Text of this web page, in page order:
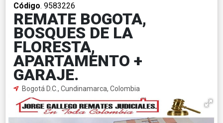
Código. 9583226
REMATE BOGOTA,
BOSQUES DE LA
FLORESTA,
APARTAMENTO +
GARAJE.
Bogotá D.C., Cundinamarca, Colombia